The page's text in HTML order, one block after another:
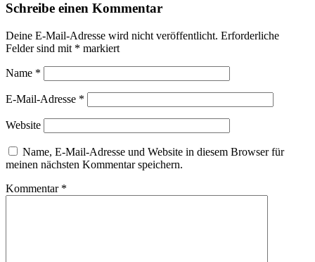
Schreibe einen Kommentar
Deine E-Mail-Adresse wird nicht veröffentlicht. Erforderliche
Felder sind mit * markiert
Name *
E-Mail-Adresse *
Website
Name, E-Mail-Adresse und Website in diesem Browser für
meinen nächsten Kommentar speichern.
Kommentar *